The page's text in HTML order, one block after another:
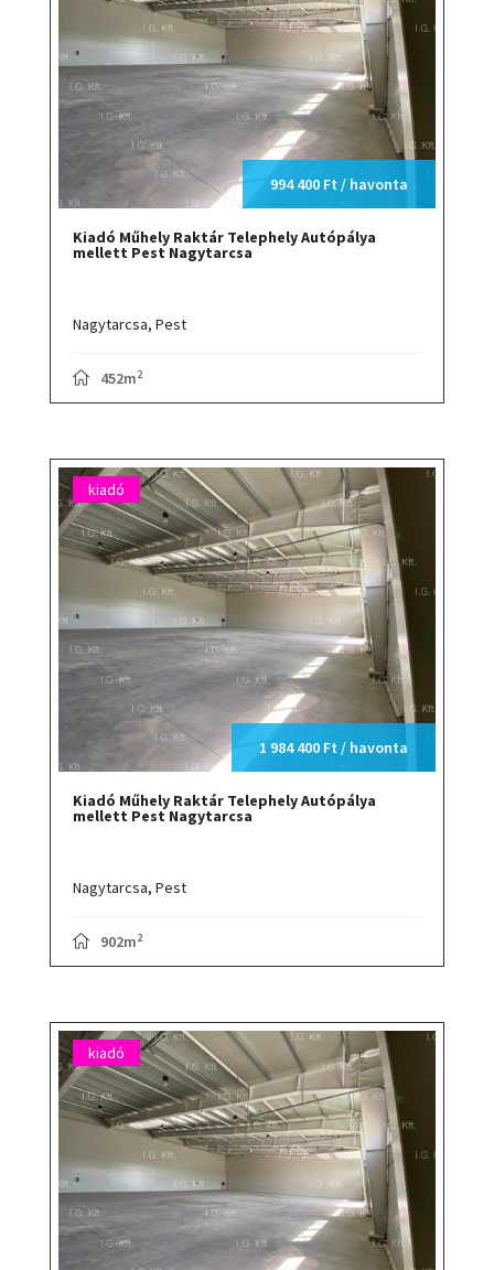
994 400 Ft / havonta
Kiadó Műhely Raktár Telephely Autópálya
mellett Pest Nagytarcsa
Nagytarcsa, Pest
452m2
kiadó
1 984 400 Ft / havonta
Kiadó Műhely Raktár Telephely Autópálya
mellett Pest Nagytarcsa
Nagytarcsa, Pest
902m2
kiadó